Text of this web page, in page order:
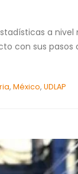
a
con sus pasos
,México,UDLAP